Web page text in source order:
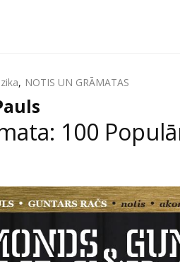
, NOTIS UN GRĀMATAS
100